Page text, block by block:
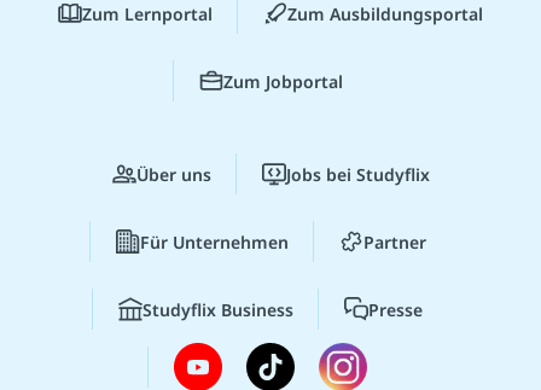
Zum Lernportal Zum Ausbildungsportal
Zum Jobportal
Über uns Jobs bei Studyflix
Für Unternehmen Partner
Studyflix Business Presse